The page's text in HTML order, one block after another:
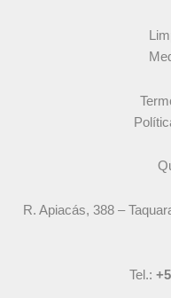
R. Apiacás, 388 –
Tel.: